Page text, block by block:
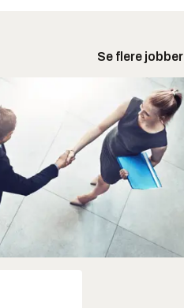
Se flere jobber